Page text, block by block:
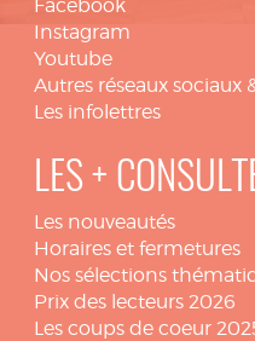
Facebook
Instagram
Youtube
Autres réseaux sociaux
Les infolettres
LES +
Les nouveautés
Horaires et fermetures
Nos sélections
Prix des lecteurs 2026
Les coups de coeur